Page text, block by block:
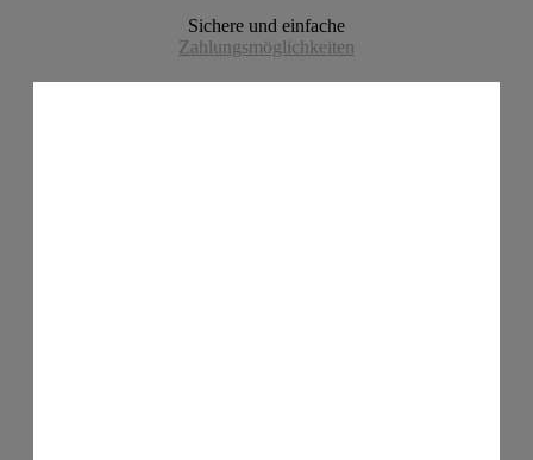
Sichere und einfache
Zahlungsmöglichkeiten